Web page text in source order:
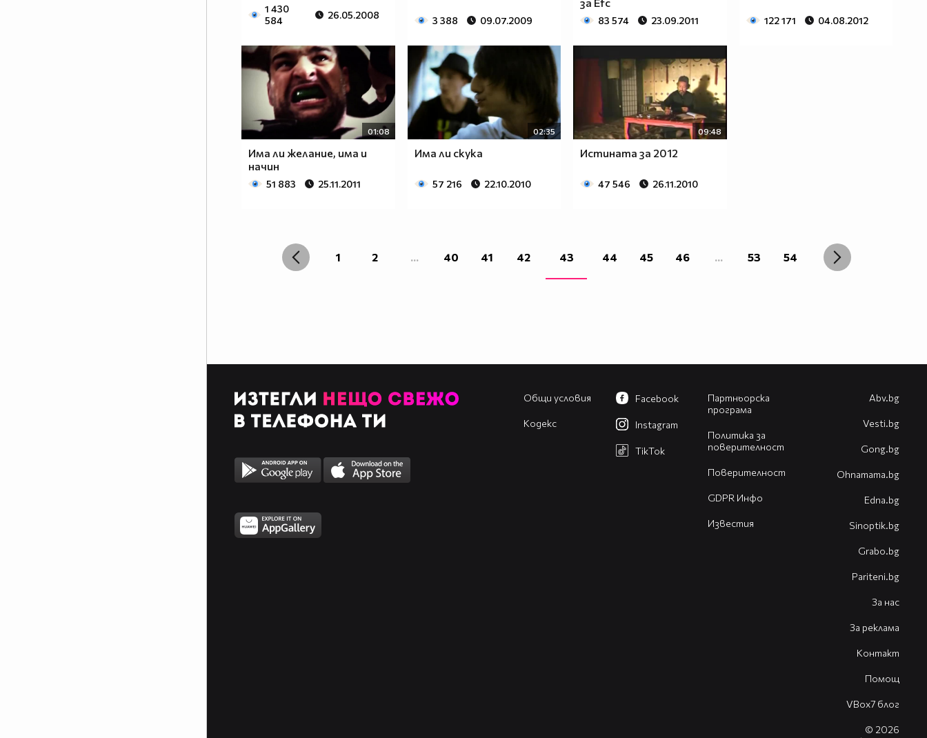
1 430
584
26.05.2008 3 388 09.07.2009 83 574 23.09.2011 122 171 04.08.2012
01:08
Има ли желание, има и
начин
51 883 25.11.2011
02:35
Има ли скука
57 216 22.10.2010
09:48
Истината за 2012
47 546 26.11.2010
1 2 ... 40 41 42 43 44 45 46 ... 53 54
Общи условия
Кодекс
Партньорска
програма
Политика за
поверителност
Поверителност
GDPR Инфо
Известия
Facebook
Instagram
TikTok
Abv.bg
Vesti.bg
Gong.bg
Оhnamama.bg
Edna.bg
Sinoptik.bg
Grabo.bg
Pariteni.bg
За нас
За реклама
Контакт
Помощ
VBox7 блог
© 2026